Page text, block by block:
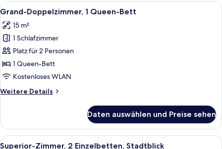
Alle
Fotos
für
Grand-
Doppelzimmer,
1
Queen-
anzeigen
Ein ordentlich eingerichtetes
24
Grand-Doppelzimmer, 1 Queen-Bett
15 m²
1 Schlafzimmer
Platz für 2 Personen
1 Queen-Bett
Kostenloses WLAN
Weitere Details
Weitere
Doppelzimmer,
Queen-
Daten auswählen und Preise sehen
Alle
Ein Hotelzimmer mit Doppelbett,
31
Superior-Zimmer, 2 Einzelbetten, Stadtblick